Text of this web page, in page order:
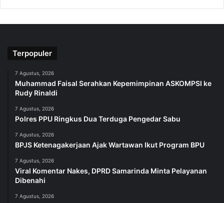
Terpopuler
7 Agustus, 2026
Muhammad Faisal Serahkan Kepemimpinan ASKOMPSI ke
Rudy Rinaldi
7 Agustus, 2026
Polres PPU Ringkus Dua Terduga Pengedar Sabu
7 Agustus, 2026
BPJS Ketenagakerjaan Ajak Wartawan Ikut Program BPU
7 Agustus, 2026
Viral Komentar Nakes, DPRD Samarinda Minta Pelayanan
Dibenahi
7 Agustus, 2026